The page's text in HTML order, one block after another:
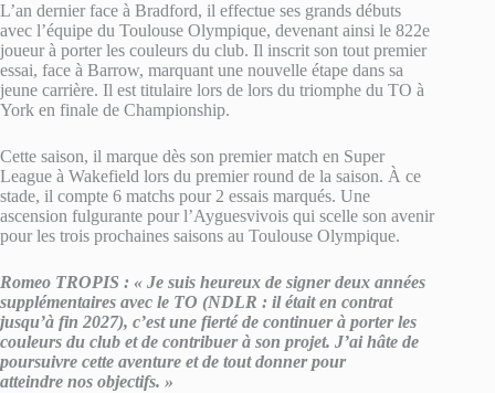
L’an dernier face à Bradford, il effectue ses grands débuts
avec l’équipe du Toulouse Olympique, devenant ainsi le 822e
joueur à porter les couleurs du club. Il inscrit son tout premier
essai, face à Barrow, marquant une nouvelle étape dans sa
jeune carrière. Il est titulaire lors de lors du triomphe du TO à
York en finale de Championship.
Cette saison, il marque dès son premier match en Super
League à Wakefield lors du premier round de la saison. À ce
stade, il compte 6 matchs pour 2 essais marqués. Une
ascension fulgurante pour l’Ayguesvivois qui scelle son avenir
pour les trois prochaines saisons au Toulouse Olympique.
Romeo TROPIS : « Je suis heureux de signer deux années
supplémentaires avec le TO (NDLR : il était en contrat
jusqu’à fin 2027), c’est une fierté de continuer à porter les
couleurs du club et de contribuer à son projet. J’ai hâte de
poursuivre cette aventure et de tout donner pour
atteindre nos objectifs. »